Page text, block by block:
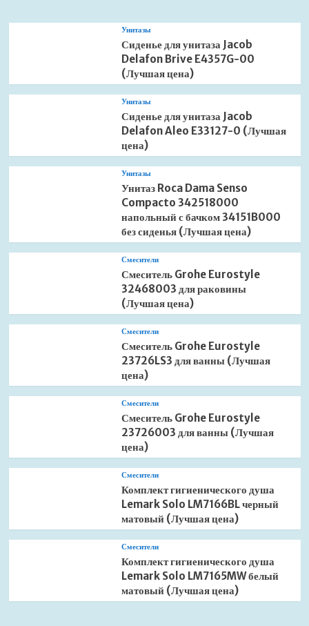
Унитазы
Сиденье для унитаза Jacob
Delafon Brive E4357G-00
(Лучшая цена)
Унитазы
Сиденье для унитаза Jacob
Delafon Aleo E33127-0 (Лучшая
цена)
Унитазы
Унитаз Roca Dama Senso
Compacto 342518000
напольный с бачком 34151B000
без сиденья (Лучшая цена)
Смесители
Смеситель Grohe Eurostyle
32468003 для раковины
(Лучшая цена)
Смесители
Смеситель Grohe Eurostyle
23726LS3 для ванны (Лучшая
цена)
Смесители
Смеситель Grohe Eurostyle
23726003 для ванны (Лучшая
цена)
Смесители
Комплект гигиенического душа
Lemark Solo LM7166BL черный
матовый (Лучшая цена)
Смесители
Комплект гигиенического душа
Lemark Solo LM7165MW белый
матовый (Лучшая цена)